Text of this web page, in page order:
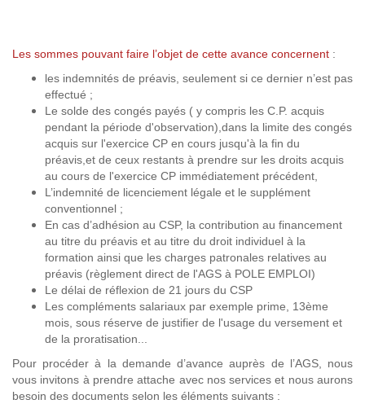
Les sommes pouvant faire l’objet de cette avance concernent :
les indemnités de préavis, seulement si ce dernier n’est pas
effectué ;
Le solde des congés payés ( y compris les C.P. acquis
pendant la période d'observation),dans la limite des congés
acquis sur l'exercice CP en cours jusqu'à la fin du
préavis,et de ceux restants à prendre sur les droits acquis
au cours de l'exercice CP immédiatement précédent,
L’indemnité de licenciement légale et le supplément
conventionnel ;
En cas d’adhésion au CSP, la contribution au financement
au titre du préavis et au titre du droit individuel à la
formation ainsi que les charges patronales relatives au
préavis (règlement direct de l'AGS à POLE EMPLOI)
Le délai de réflexion de 21 jours du CSP
Les compléments salariaux par exemple prime, 13ème
mois, sous réserve de justifier de l'usage du versement et
de la proratisation...
Pour procéder à la demande d’avance auprès de l’AGS, nous
vous invitons à prendre attache avec nos services et nous aurons
besoin des documents selon les éléments suivants :